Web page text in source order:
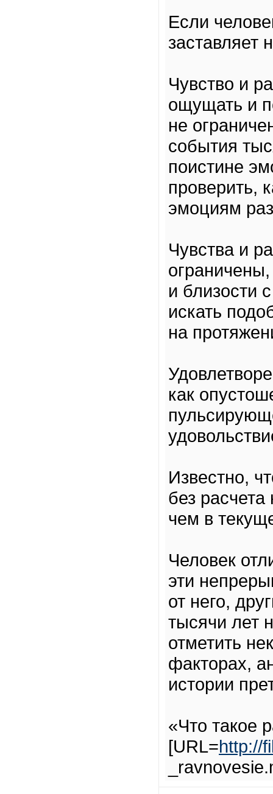
Если
заставляет
Чувство и
ощущать и
не
события
поистине
проверить,
эмоциям
Чувства и
и близости
искать
на
как
Известно,
без
чем в
Человек
эти
от него,
тысячи лет
отметить
факторах,
истории
«Что такое
[URL=http://